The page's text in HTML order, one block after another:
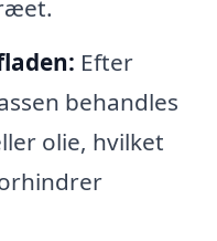
Efter
behandles
olie, hvilket